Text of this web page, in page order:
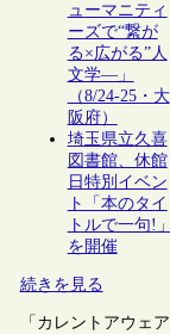
ューマニティ
ーズで“繋が
る×広がる”人
文学―」
（8/24-25・大
阪府）
埼玉県立久喜
図書館、休館
日特別イベン
ト「本のタイ
トルで一句!」
を開催
続きを見る
「カレントアウェア